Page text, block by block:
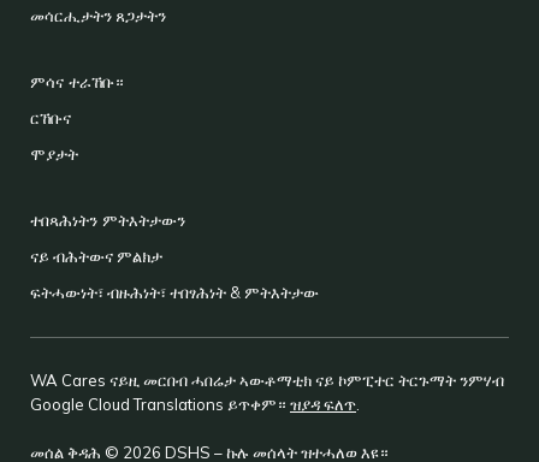
መሳርሒታትን ጸጋታትን
ምሳና ተራኸቡ።
ርኸቡና
ሞያታት
ተበጻሕነትን ምትእትታውን
ናይ ብሕትውና ምልክታ
ፍትሓውነት፣ ብዙሕነት፣ ተበፃሕነት & ምትእትታው
WA Cares ናይዚ መርበብ ሓበሬታ ኣውቶማቲክ ናይ ኮምፒተር ትርጉማት ንምሃብ
Google Cloud Translations ይጥቀም። ዝያዳ ፍለጥ
መሰል ቅዳሕ © 2026 DSHS – ኩሉ መሰላት ዝተሓለወ እዩ።